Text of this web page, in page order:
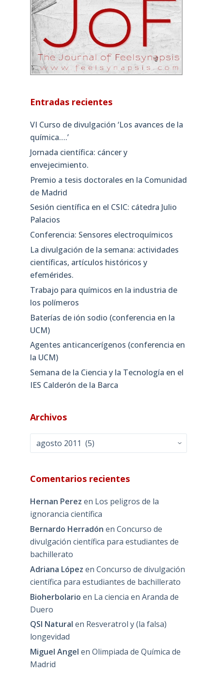
Entradas recientes
VI Curso de divulgación ‘Los avances de la
química….’
Jornada científica: cáncer y
envejecimiento.
Premio a tesis doctorales en la Comunidad
de Madrid
Sesión científica en el CSIC: cátedra Julio
Palacios
Conferencia: Sensores electroquímicos
La divulgación de la semana: actividades
científicas, artículos históricos y
efemérides.
Trabajo para químicos en la industria de
los polímeros
Baterías de ión sodio (conferencia en la
UCM)
Agentes anticancerígenos (conferencia en
la UCM)
Semana de la Ciencia y la Tecnología en el
IES Calderón de la Barca
Archivos
Archivos
Comentarios recientes
Hernan Perez en Los peligros de la
ignorancia científica
Bernardo Herradón en Concurso de
divulgación científica para estudiantes de
bachillerato
Adriana López en Concurso de divulgación
científica para estudiantes de bachillerato
Bioherbolario en La ciencia en Aranda de
Duero
QSI Natural en Resveratrol y (la falsa)
longevidad
Miguel Angel en Olimpiada de Química de
Madrid